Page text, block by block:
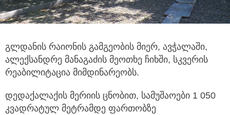
გლდანის რაიონის გამგეობის მიერ, ავჭალაში,
ალექსანდრე მანაგაძის მეოთხე ჩიხში, სკვერის
რეაბილიტაცია მიმდინარეობს.
დედაქალაქის მერიის ცნობით, სამუშაოები 1 050
კვადრატულ მეტრამდე ფართობზე